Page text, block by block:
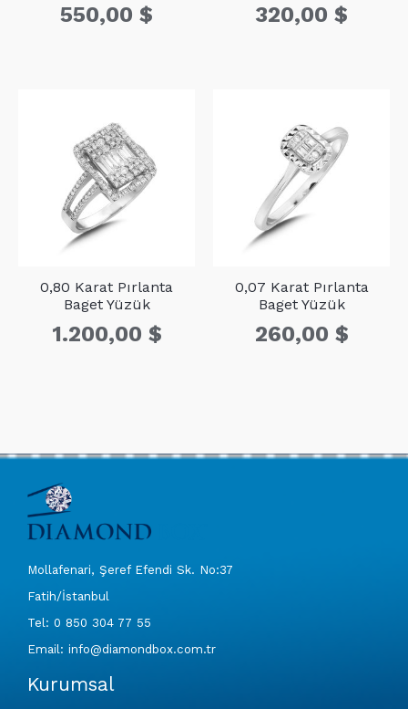
550,00 $ 320,00 $
0,80 Karat Pırlanta
Baget Yüzük
1.200,00 $
0,07 Karat Pırlanta
Baget Yüzük
260,00 $
Mollafenari, Şeref Efendi Sk. No:37
Fatih/İstanbul
Tel: 0 850 304 77 55
Email: info@diamondbox.com.tr
Kurumsal